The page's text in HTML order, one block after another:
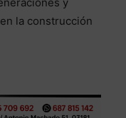
la construcción